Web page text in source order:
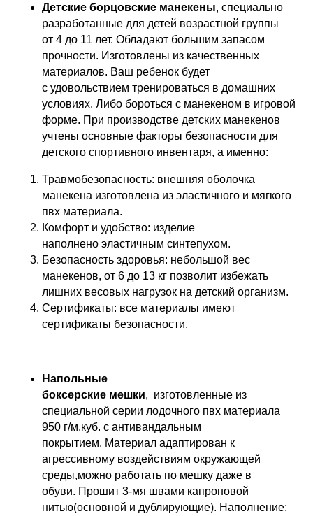
Детские борцовские манекены, специально
разработанные для детей возрастной группы
от 4 до 11 лет. Обладают большим запасом
прочности. Изготовлены из качественных
материалов. Ваш ребенок будет
с удовольствием тренироваться в домашних
условиях. Либо бороться с манекеном в игровой
форме. При производстве детских манекенов
учтены основные факторы безопасности для
детского спортивного инвентаря, а именно:
Травмобезопасность: внешняя оболочка
манекена изготовлена из эластичного и мягкого
пвх материала.
Комфорт и удобство: изделие
наполнено эластичным синтепухом.
Безопасность здоровья: небольшой вес
манекенов, от 6 до 13 кг позволит избежать
лишних весовых нагрузок на детский организм.
Сертификаты: все материалы имеют
сертификаты безопасности.
Напольные
боксерские мешки, изготовленные из
специальной серии лодочного пвх материала
950 г/м.куб. с антивандальным
покрытием. Материал адаптирован к
агрессивному воздействиям окружающей
среды,можно работать по мешку даже в
обуви. Прошит 3-мя швами капроновой
нитью(основной и дублирующие). Наполнение: